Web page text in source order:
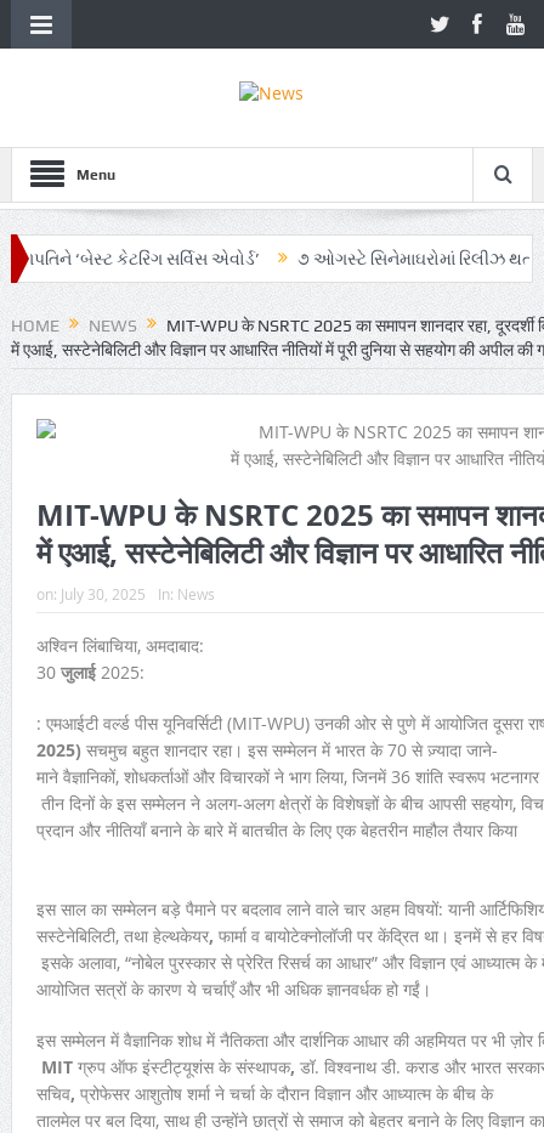
Menu
‘બેસ્ટ કેટરિંગ સર્વિસ એવોર્ડ’ ૭ ઓગસ્ટે સિનેમાઘરોમાં રિલીઝ થતી
AI અને ગ્રાહક સમજનો અનોખો સમન્વય
Zen – Z ના નામે
HOME
NEWS
MIT-WPU के NSRTC 2025 का समापन शानदार रहा, दूरदर्शी
में एआई, सस्टेनेबिलिटी और विज्ञान पर आधारित नीतियों में पूरी दुनिया से सहयोग की अपील की
MIT-WPU के NSRTC 2025 का समापन
में एआई, सस्टेनेबिलिटी और विज्ञान पर आधारित
on: July 30, 2025 In: News
अश्विन लिंबाचिया, अमदाबाद:
30 जुलाई2025:
: एमआईटी वर्ल्ड पीस यूनिवर्सिटी (MIT-WPU) उनकी ओर से पुणे में आयोजित दूसरा
2025) सचमुच बहुत शानदार रहा। इस सम्मेलन में भारत के 70 से ज़्यादा जाने-
माने वैज्ञानिकों, शोधकर्ताओं और विचारकों ने भाग लिया, जिनमें 36 शांति स्वरूप
तीन दिनों के इस सम्मेलन ने अलग-अलग क्षेत्रों के विशेषज्ञों के बीच आपसी सहयोग,
प्रदान और नीतियाँ बनाने के बारे में बातचीत के लिए एक बेहतरीन माहौल तैयार किया
इस साल का सम्मेलन बड़े पैमाने पर बदलाव लाने वाले चार अहम विषयों: यानी
सस्टेनेबिलिटी, तथा हेल्थकेयर, फार्मा व बायोटेक्नोलॉजी पर केंद्रित था। इनमें से
इसके अलावा, “नोबेल पुरस्कार से प्रेरित रिसर्च का आधार” और विज्ञान एवं आध्यात्म
आयोजित सत्रों के कारण ये चर्चाएँ और भी अधिक ज्ञानवर्धक हो गईं।
इस सम्मेलन में वैज्ञानिक शोध में नैतिकता और दार्शनिक आधार की अहमियत पर भी ज़ोर
MIT ग्रुप ऑफ इंस्टीट्यूशंस के संस्थापक, डॉ. विश्वनाथ डी. कराड और भारत
सचिव, प्रोफेसर आशुतोष शर्मा ने चर्चा के दौरान विज्ञान और आध्यात्म के बीच के
तालमेल पर बल दिया, साथ ही उन्होंने छात्रों से समाज को बेहतर बनाने के लिए विज्ञान